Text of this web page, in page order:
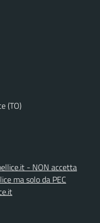
(TO)
- NON accetta
ma solo da PEC